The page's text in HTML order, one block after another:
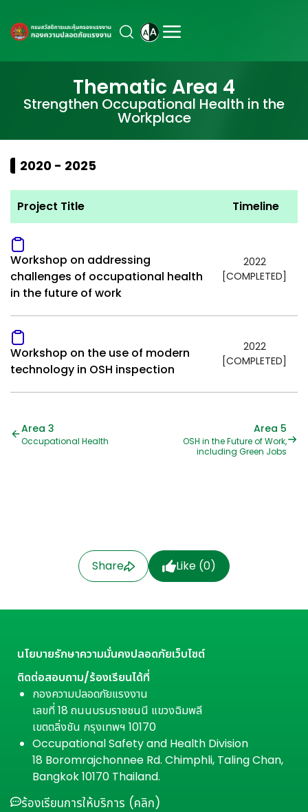
Thematic Area 4
Strengthen Occupational Health in the
Workplace
2020 - 2025
Project Title Timeline
Workshop on addressing
challenges of occupational health
in the future of work
2022
[COMPLETED]
Workshop on the use of modern
technology in OSH inspection
2022
[COMPLETED]
Area 3
Occupational Health
Area 5
OSH in the Future of Work,
including Green Jobs
Share Like (0)
นโยบายรักษาความมั่นคงปลอดภัยเว็บไซต์
ติดต่อสอบถาม/ร้องเรียนได้ที่
กองความปลอดภัยแรงงาน
เลขที่ 18 ถนนบรมราชชนนี แขวงฉิมพลี
เขตตลิ่งชัน กรุงเทพฯ 10170
Occupational Safety and Health Division
18 Boromrajchonnee Rd. Chimphli, Taling Chan,
Bangkok 10170 Thailand.
ร้องเรียนการให้บริการ (คลิก)